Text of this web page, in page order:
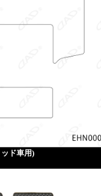
ド車用)